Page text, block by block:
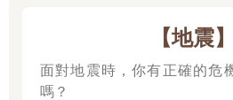
【地震】
面對地震時，你有正確的危
嗎？